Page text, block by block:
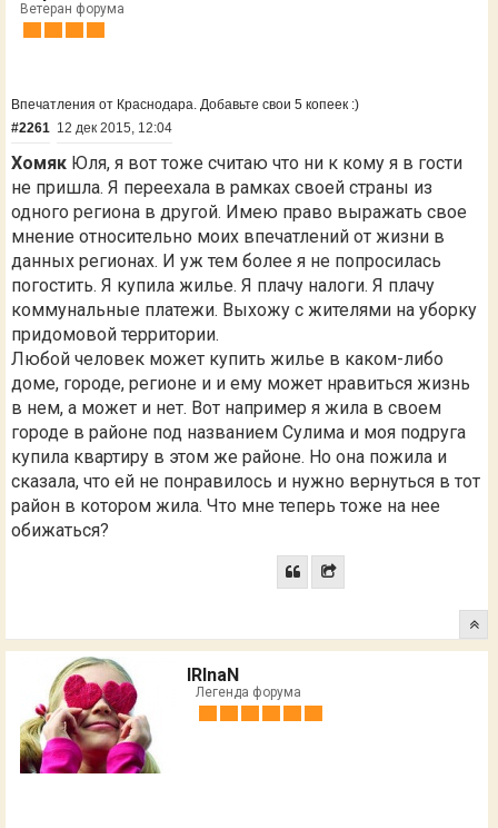
Ветеран форума
Впечатления от Краснодара. Добавьте свои 5 копеек :)
#2261 12 дек 2015, 12:04
Хомяк Юля, я вот тоже считаю что ни к кому я в гости
не пришла. Я переехала в рамках своей страны из
одного региона в другой. Имею право выражать свое
мнение относительно моих впечатлений от жизни в
данных регионах. И уж тем более я не попросилась
погостить. Я купила жилье. Я плачу налоги. Я плачу
коммунальные платежи. Выхожу с жителями на уборку
придомовой территории.
Любой человек может купить жилье в каком-либо
доме, городе, регионе и и ему может нравиться жизнь
в нем, а может и нет. Вот например я жила в своем
городе в районе под названием Сулима и моя подруга
купила квартиру в этом же районе. Но она пожила и
сказала, что ей не понравилось и нужно вернуться в тот
район в котором жила. Что мне теперь тоже на нее
обижаться?
IRInaN
Легенда форума